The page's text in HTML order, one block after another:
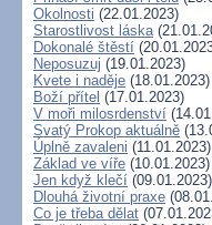
Okolnosti (22.01.2023)
Starostlivost láska
Dokonalé štěstí
Neposuzuj (19.01.2023)
Kvete i naděje (18.01.2023)
Boží přítel (17.01.2023)
V moři milosrdenství
Svatý Prokop aktuálně
Úplně zavaleni (11.01.2023)
Základ ve víře (10.01.2023)
Jen když klečí (09.01.2023)
Dlouhá životní praxe
Co je třeba dělat